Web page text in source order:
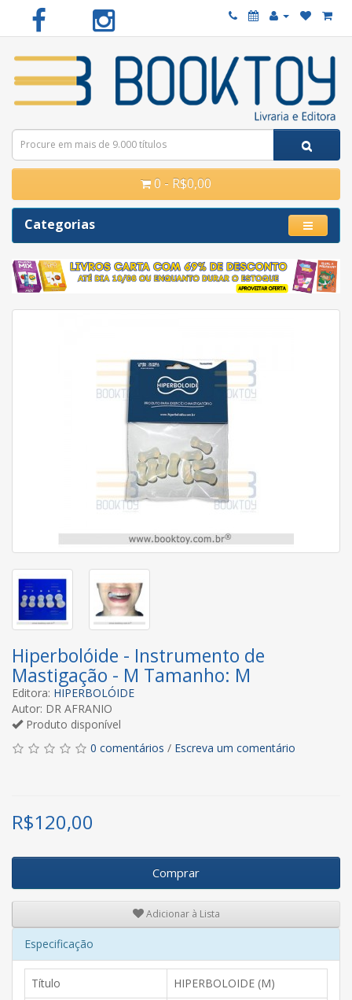
0 - R$0,00
Categorias
Hiperbolóide - Instrumento de
Mastigação - M Tamanho: M
Editora: HIPERBOLÓIDE
Autor: DR AFRANIO
Produto disponível
0 comentários / Escreva um comentário
R$120,00
Comprar
Adicionar à Lista
Especificação
Título
HIPERBOLOIDE (M)